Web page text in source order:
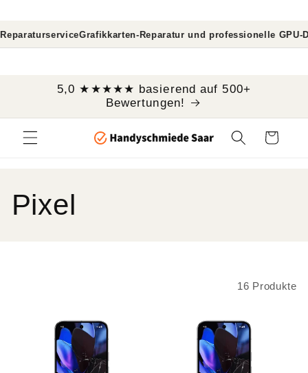
Inhalt
Grafikkarten-Reparatur und professionelle GPU-Diagnose
5,0 ★★★★★ basierend auf 500+
Bewertungen!
Warenkorb
K
Pixel
16 Produkte